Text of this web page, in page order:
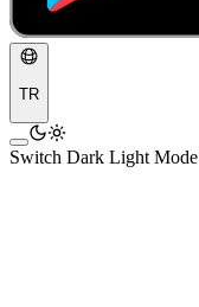
TR
Switch Dark Light Mode